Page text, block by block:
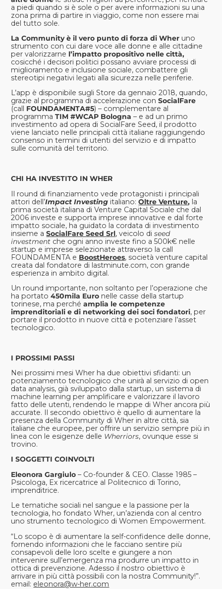
a piedi quando si è sole o per avere informazioni su una
zona prima di partire in viaggio, come non essere mai
del tutto sole.
La Community è il vero punto di forza di Wher uno
strumento con cui dare voce alle donne e alle cittadine
per valorizzarne l’impatto propositivo nelle città,
cosicché i decisori politici possano avviare processi di
miglioramento e inclusione sociale, combattere gli
stereotipi negativi legati alla sicurezza nelle periferie.
L’app è disponibile sugli Store da gennaio 2018, quando,
grazie al programma di accelerazione conSocialFare
(call FOUNDAMENTA#5) – complementare al
programmaTIM #WCAP Bologna – e ad un primo
investimento ad opera di SocialFare Seed, il prodotto
viene lanciato nelle principali città italiane raggiungendo
consenso in termini di utenti del servizio e di impatto
sulle comunità del territorio.
CHI HA INVESTITO IN WHER
Il round di finanziamento vede protagonisti i principali
attori dell’Impact Investing italiano:Oltre Venture, la
prima società italiana di Venture Capital Sociale che dal
2006 investe e supporta imprese innovative e dal forte
impatto sociale, ha guidato la cordata di investimento
insieme aSocialFare Seed Srl, veicolo diseed
investment che ogni anno investe fino a 500k€ nelle
startup e imprese selezionate attraverso la call
FOUNDAMENTA e BoostHeroes, società venture capital
creata dal fondatore di lastminute.com, con grande
esperienza in ambito digital.
Un round importante, non soltanto per l’operazione che
ha portato 450mila Euro nelle casse della startup
torinese, ma perchéamplia le competenze
imprenditoriali e di networking dei soci fondatori, per
portare il prodotto in nuove città e potenziare l’asset
tecnologico.
I PROSSIMI PASSI
Nei prossimi mesi Wher ha due obiettivi sfidanti: un
potenziamento tecnologico che unirà al servizio di open
data analysis, già sviluppato dalla startup, un sistema di
machine learning per amplificare e valorizzare il lavoro
fatto delle utenti, rendendo le mappe di Wher ancora più
accurate. Il secondo obiettivo è quello di aumentare la
presenza della Community di Wher in altre città, sia
italiane che europee, per offrire un servizio sempre più in
linea con le esigenze delle Wherriors, ovunque esse si
trovino.
I SOGGETTI COINVOLTI
Eleonora Gargiulo – Co-founder & CEO. Classe 1985 –
Psicologa, Ex ricercatrice al Politecnico di Torino,
imprenditrice.
Le tematiche sociali nel sangue e la passione per la
tecnologia, ho fondato Wher, un’azienda con al centro
uno strumento tecnologico di Women Empowerment.
“Lo scopo è di aumentare la self-confidence delle donne,
fornendo informazioni che le facciano sentire più
consapevoli delle loro scelte e giungere a non
intervenire sull’emergenza ma produrre un impatto in
ottica di prevenzione. Adesso il nostro obiettivo è
arrivare in più città possibili con la nostra Community!”.
email: eleonora@w-her.com